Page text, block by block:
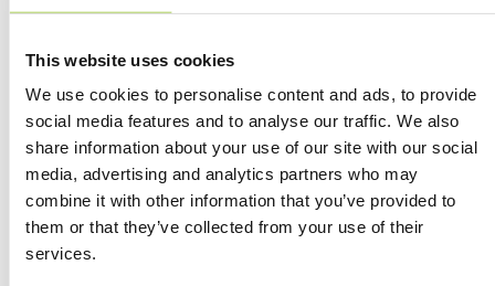
This website uses cookies
We use cookies to personalise content and ads, to provide
social media features and to analyse our traffic. We also
share information about your use of our site with our social
media, advertising and analytics partners who may
combine it with other information that you’ve provided to
them or that they’ve collected from your use of their
services.
Klantenaan het woord